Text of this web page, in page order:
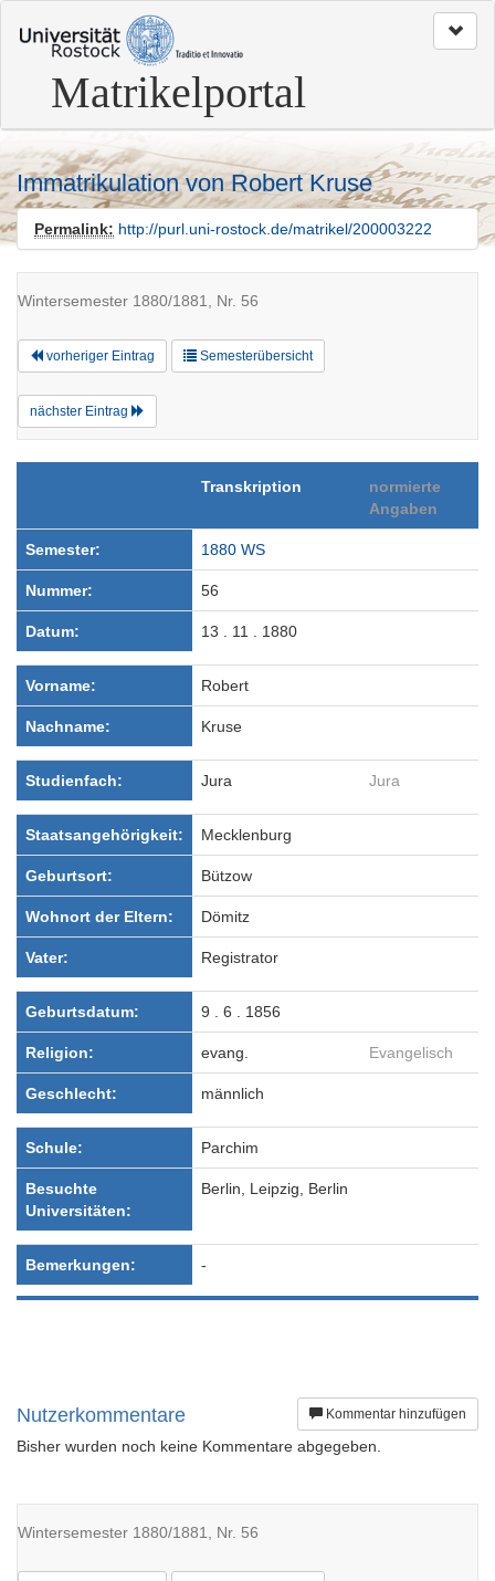
zum
Seitenanfang
Matrikelportal
Immatrikulation von Robert Kruse
Permalink: http://purl.uni-rostock.de/matrikel/200003222
Wintersemester 1880/1881, Nr. 56
vorheriger Eintrag Semesterübersicht
nächster Eintrag
Transkription
normierte
Angaben
Semester: 1880 WS
Nummer: 56
Datum: 13 . 11 . 1880
Vorname: Robert
Nachname: Kruse
Studienfach: Jura Jura
Staatsangehörigkeit: Mecklenburg
Geburtsort: Bützow
Wohnort der Eltern: Dömitz
Vater: Registrator
Geburtsdatum: 9 . 6 . 1856
Religion: evang. Evangelisch
Geschlecht: männlich
Schule: Parchim
Besuchte
Universitäten:
Berlin, Leipzig, Berlin
Bemerkungen: -
Kommentar hinzufügen
Nutzerkommentare
Bisher wurden noch keine Kommentare abgegeben.
Wintersemester 1880/1881, Nr. 56